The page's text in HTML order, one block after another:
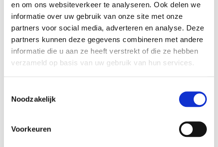
en om ons websiteverkeer te analyseren. Ook delen we
informatie over uw gebruik van onze site met onze
partners voor social media, adverteren en analyse. Deze
partners kunnen deze gegevens combineren met andere
informatie die u aan ze heeft verstrekt of die ze hebben
verzameld op basis van uw gebruik van hun services.
Noodzakelijk
Voorkeuren
De Achterhoek heeft een nieuwe langeafstandsfietsroute
gelanceerd: Ode aan het landschap. De meerdaagse route
beslaat 368 kilometer en voert langs de indrukwekkende
diversiteit van het Achterhoekse landschap. De route is
gemarkeerd met routebordjes waarop een klavertje vier staat.
wel ‘coulisselandschap’ genoemd, omdat het doet denken aan
een toneel met verschillende coulissen. In deze relatief kleine